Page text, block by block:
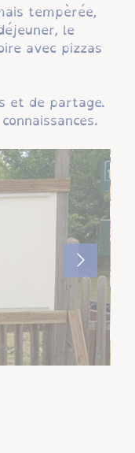
tempèrée,
le
avec pizzas
et de partage.